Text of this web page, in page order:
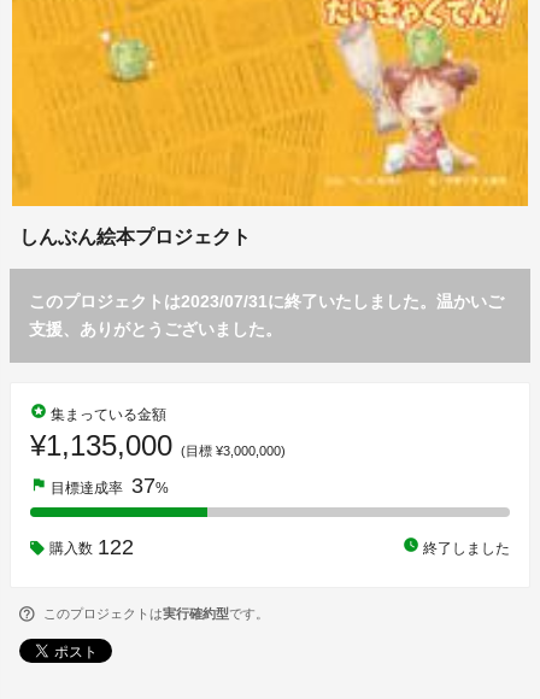
しんぶん絵本プロジェクト
このプロジェクトは2023/07/31に終了いたしました。温かいご
支援、ありがとうございました。
stars 集まっている金額
¥1,135,000 (目標 ¥3,000,000)
flag 目標達成率 37%
購入数 122 watch_later 終了しました
このプロジェクトは実行確約型です。